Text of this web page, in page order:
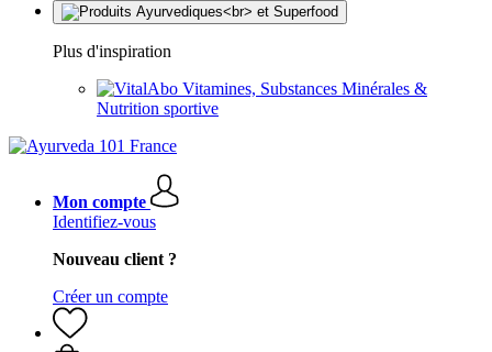
Plus d'inspiration
Vitamines, Substances Minérales &
Nutrition sportive
Mon compte
Identifiez-vous
Nouveau client ?
Créer un compte